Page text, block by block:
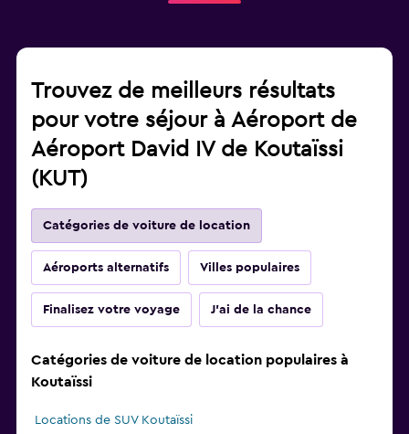
Trouvez de meilleurs résultats
pour votre séjour à Aéroport de
Aéroport David IV de Koutaïssi
(KUT)
Catégories de voiture de location
Aéroports alternatifs Villes populaires
Finalisez votre voyage J'ai de la chance
Catégories de voiture de location populaires à
Koutaïssi
Locations de SUV Koutaïssi